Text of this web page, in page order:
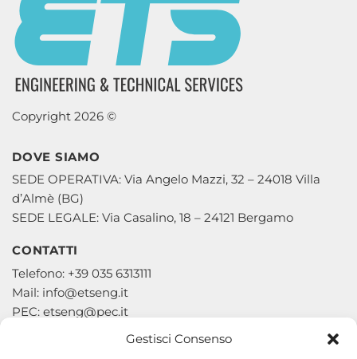
Gestisci Consenso
Copyright 2026 ©
DOVE SIAMO
SEDE OPERATIVA: Via Angelo Mazzi, 32 – 24018 Villa
d’Almè (BG)
SEDE LEGALE: Via Casalino, 18 – 24121 Bergamo
CONTATTI
Telefono: +39 035 6313111
Mail: info@etseng.it
PEC: etseng@pec.it